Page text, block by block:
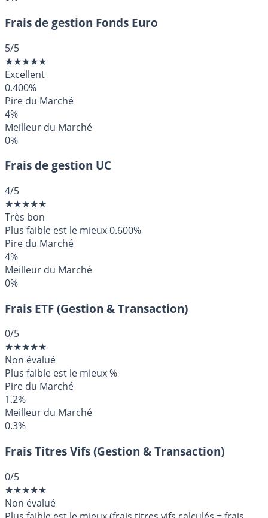
Frais de gestion Fonds Euro
5/5
★★★★★
Excellent
0.400%
Pire du Marché
4%
Meilleur du Marché
0%
Frais de gestion UC
4/5
★★★★★
Très bon
Plus faible est le mieux0.600%
Pire du Marché
4%
Meilleur du Marché
0%
Frais ETF (Gestion & Transaction)
0/5
★★★★★
Non évalué
Plus faible est le mieux%
Pire du Marché
1.2%
Meilleur du Marché
0.3%
Frais Titres Vifs (Gestion & Transaction)
0/5
★★★★★
Non évalué